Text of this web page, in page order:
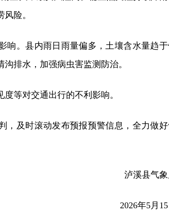
险。
响。县内雨日雨量偏多，土壤含水量趋
排水，加强病虫害监测防治。
等对交通出行的不利影响。
，及时滚动发布预报预警信息，全力做
泸溪县气
2026年5月15